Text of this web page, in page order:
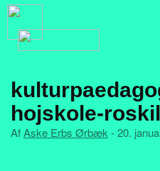
hojskole-
AfAske Erbs Ørbæk - 20.